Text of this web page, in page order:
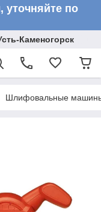
уточняйте по
Каменогорск
Шлифовальные